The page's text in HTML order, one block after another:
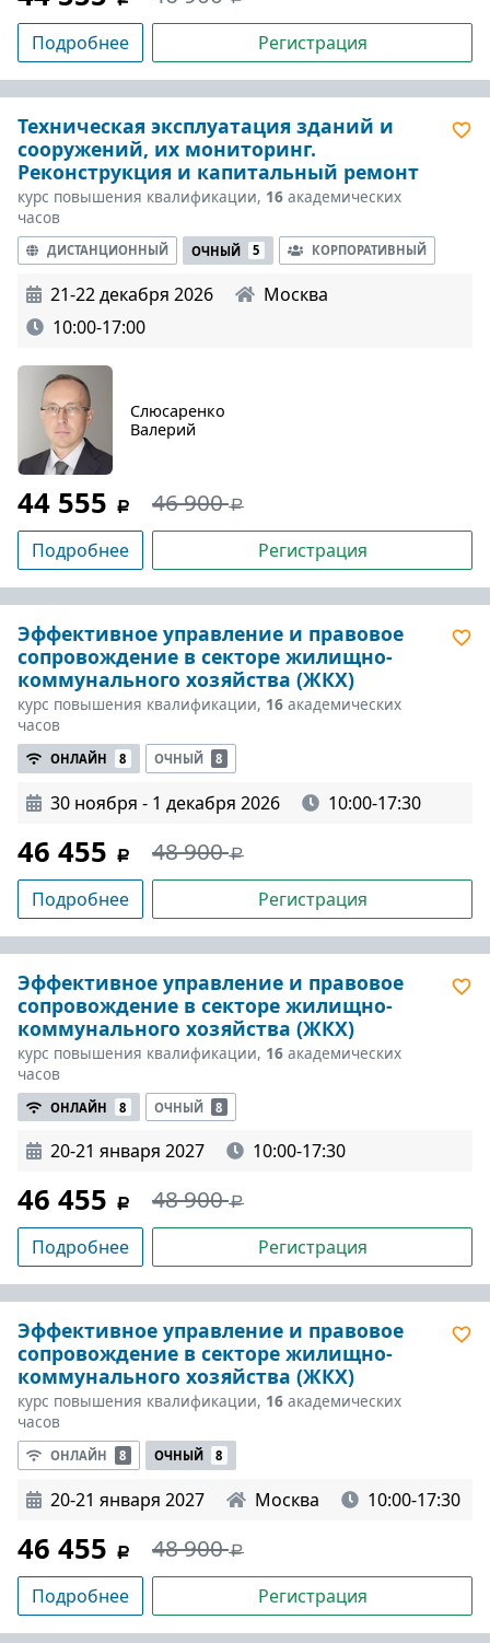
Подробнее Регистрация
Техническая эксплуатация зданий и
сооружений, их мониторинг.
Реконструкция и капитальный ремонт
курс повышения квалификации, 16 академических
часов
ДИСТАНЦИОННЫЙ ОЧНЫЙ 5 КОРПОРАТИВНЫЙ
21-22 декабря 2026
Москва
10:00-17:00
Слюсаренко
Валерий
44 555 46 900
Подробнее Регистрация
Эффективное управление и правовое
сопровождение в секторе жилищно-
коммунального хозяйства (ЖКХ)
курс повышения квалификации, 16 академических
часов
ОНЛАЙН 8 ОЧНЫЙ 8
30 ноября - 1 декабря 2026 10:00-17:30
46 455 48 900
Подробнее Регистрация
Эффективное управление и правовое
сопровождение в секторе жилищно-
коммунального хозяйства (ЖКХ)
курс повышения квалификации, 16 академических
часов
ОНЛАЙН 8 ОЧНЫЙ 8
20-21 января 2027 10:00-17:30
46 455 48 900
Подробнее Регистрация
Эффективное управление и правовое
сопровождение в секторе жилищно-
коммунального хозяйства (ЖКХ)
курс повышения квалификации, 16 академических
часов
ОНЛАЙН 8 ОЧНЫЙ 8
20-21 января 2027 Москва 10:00-17:30
46 455 48 900
Подробнее Регистрация